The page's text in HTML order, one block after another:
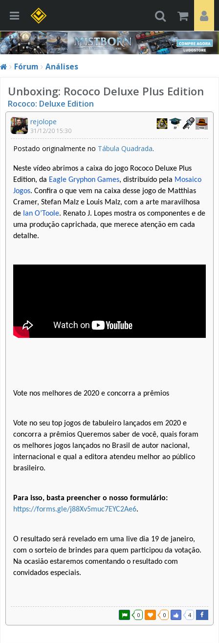
Fórum Análises
Unboxing: Rococo Deluxe Plus Edition
Rococo: Deluxe Edition
rejolope
31/12/20 15:30
Postado originalmente no Tábula Quadrada.
Neste vídeo abrimos a caixa do jogo Rococo Deluxe Plus
Edition, da Eagle Gryphon Games, distribuído pela Mosaico
Jogos. Confira o que vem na caixa desse jogo de Matthias
Cramer, Stefan Malz e Louis Malz, com a arte maravilhosa
de Ian O’Toole. Renato J. Lopes mostra os componentes e de
uma produção caprichada, que merece atenção em cada
detalhe.
Vote nos melhores de 2020 e concorra a prêmios
Vote no seu top jogos de tabuleiro lançados em 2020 e
concorra a prêmios Queremos saber de você, quais foram
os melhores jogos lançados no Brasil de autor nacional,
internacional e qual a editora atendeu melhor ao público
brasileiro.
Para isso, basta preencher o nosso formulário:
https://forms.gle/j88Xv5muc7EYC2Ae6.
O resultado será revelado em uma live dia 19 de janeiro,
com o sorteio de brindes para quem participou da votação.
Na ocasião estaremos comentando o resultado com
convidados especiais.
0 0 4